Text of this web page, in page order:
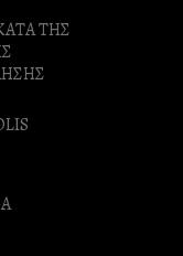
ΤΗΣ